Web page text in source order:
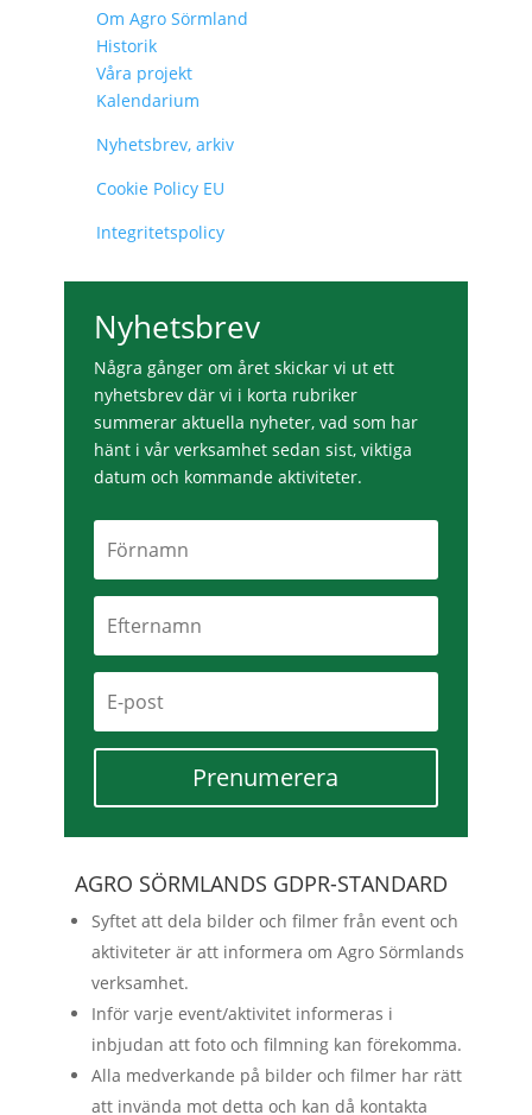
Om Agro Sörmland
Historik
Våra projekt
Kalendarium
Nyhetsbrev, arkiv
Cookie Policy EU
Integritetspolicy
Nyhetsbrev
Några gånger om året skickar vi ut ett
nyhetsbrev där vi i korta rubriker
summerar aktuella nyheter, vad som har
hänt i vår verksamhet sedan sist, viktiga
datum och kommande aktiviteter.
Prenumerera
AGRO SÖRMLANDS GDPR-STANDARD
Syftet att dela bilder och filmer från event och
aktiviteter är att informera om Agro Sörmlands
verksamhet.
Inför varje event/aktivitet informeras i
inbjudan att foto och filmning kan förekomma.
Alla medverkande på bilder och filmer har rätt
att invända mot detta och kan då kontakta